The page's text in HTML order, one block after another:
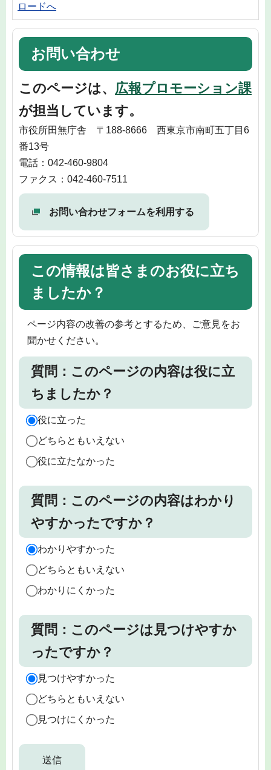
ロードへ
お問い合わせ
このページは、 広報プロモーション課
が担当しています。
市役所田無庁舎 〒188-8666 西東京市南町五丁目6
番13号
電話：042-460-9804
ファクス：042-460-7511
お問い合わせフォームを利用する
この情報は皆さまのお役に立ち
ましたか？
ページ内容の改善の参考とするため、ご意見をお
聞かせください。
質問：このページの内容は役に立
ちましたか？
役に立った
どちらともいえない
役に立たなかった
質問：このページの内容はわかり
やすかったですか？
わかりやすかった
どちらともいえない
わかりにくかった
質問：このページは見つけやすか
ったですか？
見つけやすかった
どちらともいえない
見つけにくかった